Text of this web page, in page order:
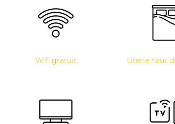
Wifi gratuit Literie haut